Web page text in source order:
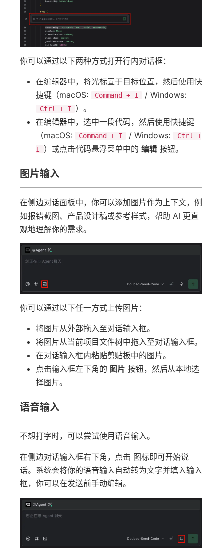
你可以通过以下两种方式打开行内对话框：
在编辑器中，将光标置于目标位置，然后使用快
捷键（macOS:
Command + I / Windows:
Ctrl + I
）。
在编辑器中，选中一段代码，然后使用快捷键
（macOS:
Command + I / Windows:
Ctrl +
I
）或点击代码悬浮菜单中的编辑 按钮。
图片输入
在侧边对话面板中，你可以添加图片作为上下文，例
如报错截图、产品设计稿或参考样式，帮助 AI 更直
观地理解你的需求。
你可以通过以下任一方式上传图片：
将图片从外部拖入至对话输入框。
将图片从当前项目文件树中拖入至对话输入框。
在对话输入框内粘贴剪贴板中的图片。
点击输入框左下角的 图片 按钮，然后从本地选
择图片。
语音输入
不想打字时，可以尝试使用语音输入。
在侧边对话输入框右下角，点击 图标即可开始说
话。系统会将你的语音输入自动转为文字并填入输入
框，你可以在发送前手动编辑。